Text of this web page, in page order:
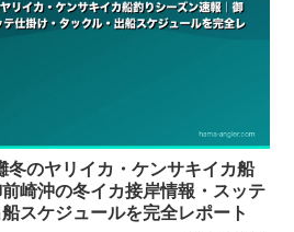
冬のヤリイカ・ケンサキイカ船
崎沖の冬イカ接岸情報・スッテ
スケジュールを完全レポート